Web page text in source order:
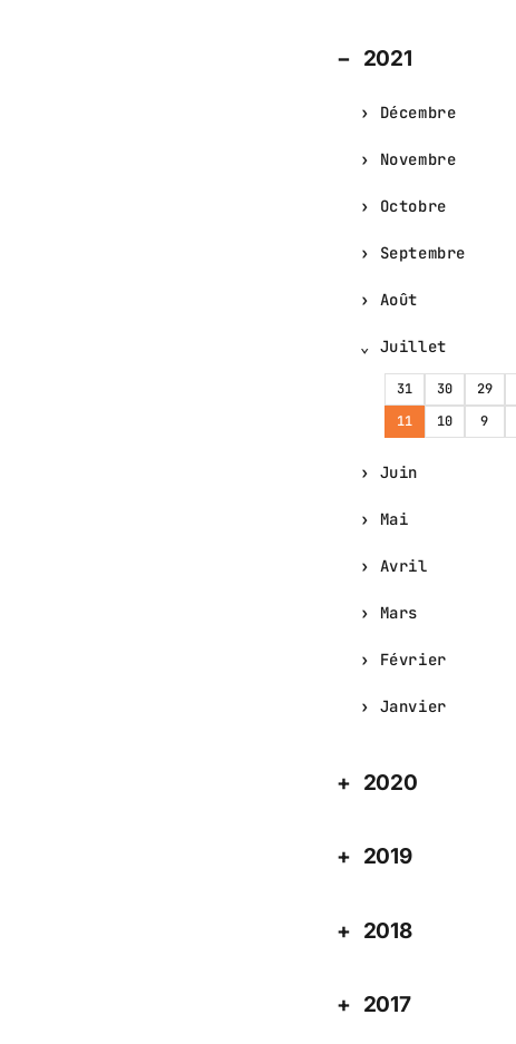
2021
Décembre
Novembre
Octobre
Septembre
Août
Juillet
31 30 29
11
10 9
Juin
Mai
Avril
Mars
Février
Janvier
2020
2019
2018
2017